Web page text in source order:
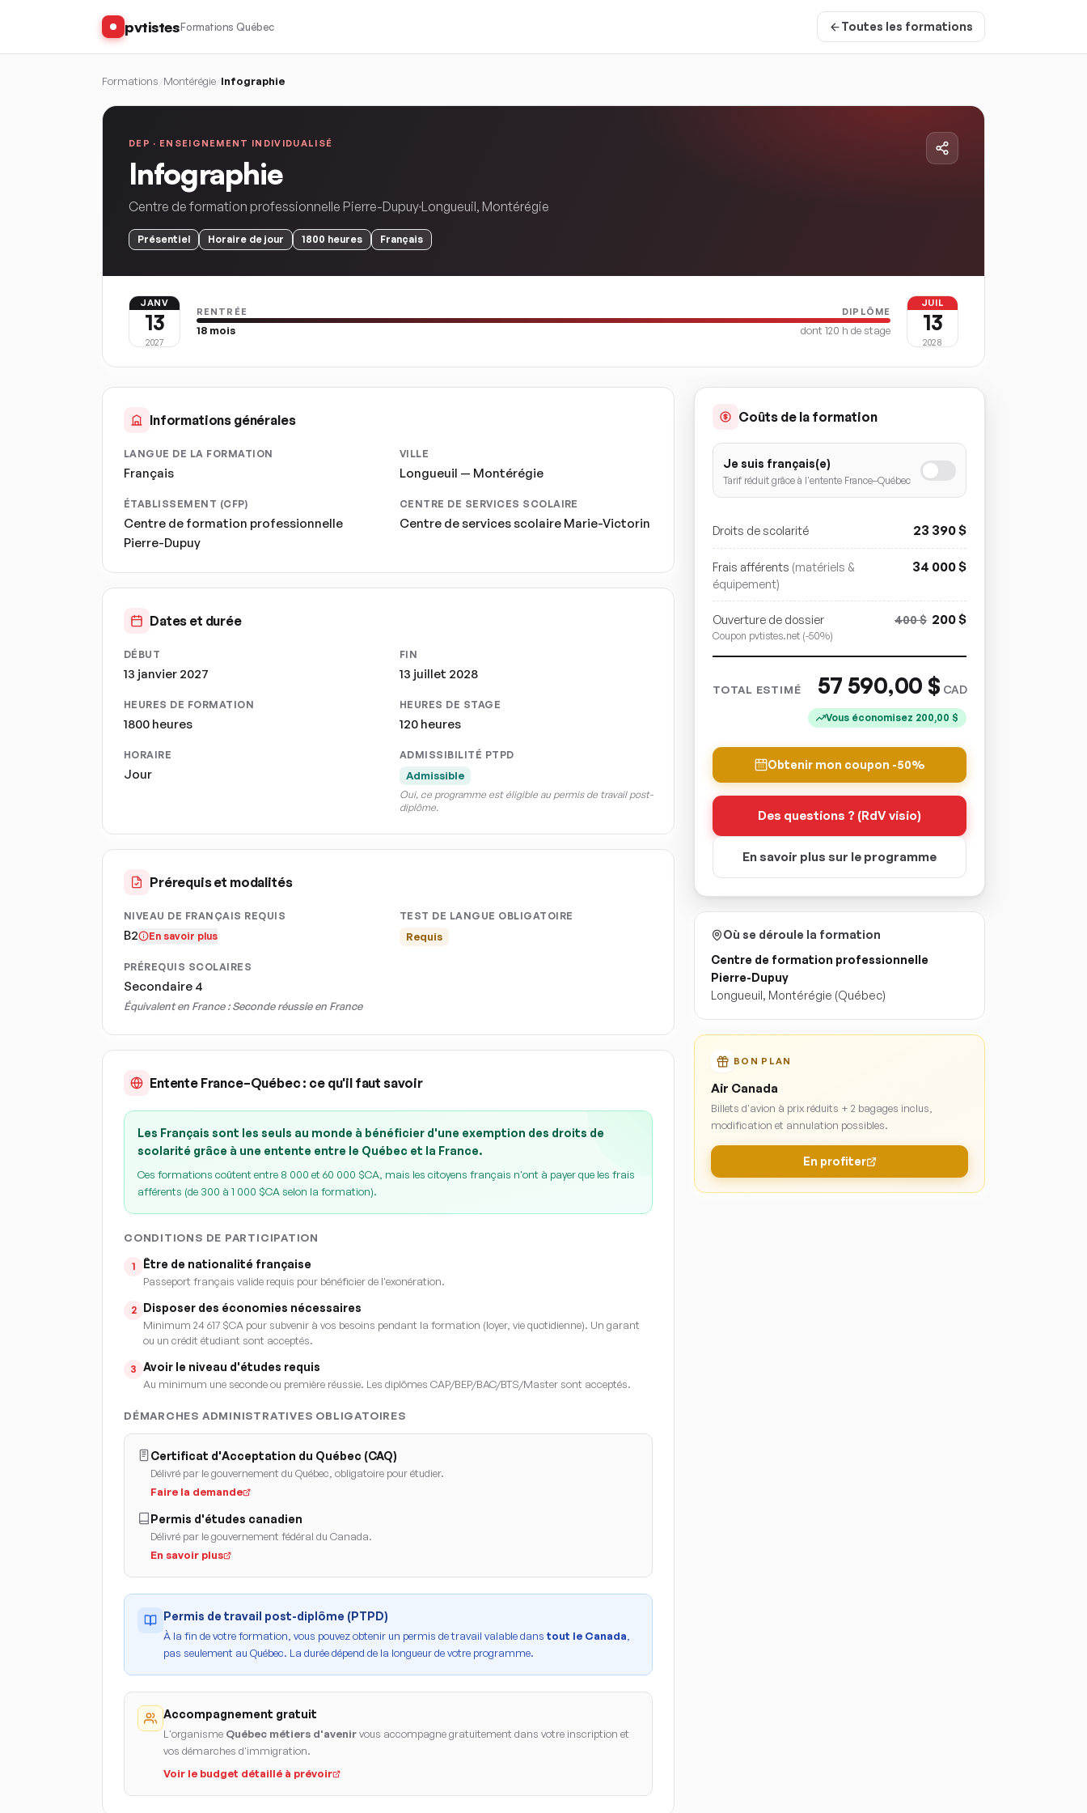
pvtistesFormations Québec Toutes les formations
Formations Montérégie Infographie
DEP · ENSEIGNEMENT INDIVIDUALISÉ
Infographie
Centre de formation professionnelle Pierre-DupuyLongueuil, Montérégie
Présentiel Horaire de jour 1800 heures Français
JANV
13
2027
RENTRÉE DIPLÔME
18 mois dont 120 h de stage
JUIL
13
2028
Informations générales
LANGUE DE LA FORMATION
Français
VILLE
Longueuil — Montérégie
ÉTABLISSEMENT (CFP)
Centre de formation professionnelle
Pierre-Dupuy
CENTRE DE SERVICES SCOLAIRE
Centre de services scolaire Marie-Victorin
Dates et durée
DÉBUT
13 janvier 2027
FIN
13 juillet 2028
HEURES DE FORMATION
1800 heures
HEURES DE STAGE
120 heures
HORAIRE
Jour
ADMISSIBILITÉ PTPD
Admissible
Oui, ce programme est éligible au permis de travail post-
diplôme.
Prérequis et modalités
NIVEAU DE FRANÇAIS REQUIS
B2 En savoir plus
TEST DE LANGUE OBLIGATOIRE
Requis
PRÉREQUIS SCOLAIRES
Secondaire 4
Équivalent en France :Seconde réussie en France
Entente France–Québec : ce qu'il faut savoir
Les Français sont les seuls au monde à bénéficier d'une exemption des droits de
scolarité grâce à une entente entre le Québec et la France.
Ces formations coûtent entre 8 000 et 60 000 $CA, mais les citoyens français n'ont à payer que les frais
afférents (de 300 à 1 000 $CA selon la formation).
CONDITIONS DE PARTICIPATION
1 Être de nationalité française
Passeport français valide requis pour bénéficier de l'exonération.
2 Disposer des économies nécessaires
Minimum 24 617 $CA pour subvenir à vos besoins pendant la formation (loyer, vie quotidienne). Un garant
ou un crédit étudiant sont acceptés.
3 Avoir le niveau d'études requis
Au minimum une seconde ou première réussie. Les diplômes CAP/BEP/BAC/BTS/Master sont acceptés.
DÉMARCHES ADMINISTRATIVES OBLIGATOIRES
Certificat d'Acceptation du Québec (CAQ)
Délivré par le gouvernement du Québec, obligatoire pour étudier.
Faire la demande
Permis d'études canadien
Délivré par le gouvernement fédéral du Canada.
En savoir plus
Permis de travail post-diplôme (PTPD)
À la fin de votre formation, vous pouvez obtenir un permis de travail valable dans tout le Canada
pas seulement au Québec. La durée dépend de la longueur de votre programme.
Accompagnement gratuit
L'organisme Québec métiers d'avenirvous accompagne gratuitement dans votre inscription et
vos démarches d'immigration.
Voir le budget détaillé à prévoir
Coûts de la formation
Je suis français(e)
Tarif réduit grâce à l'entente France–Québec
Droits de scolarité 23 390$
Frais afférents (matériels &
équipement)
34 000$
Ouverture de dossier
Coupon pvtistes.net (-50%)
400$ 200$
TOTAL ESTIMÉ 57 590,00 $ CAD
Vous économisez 200,00 $
Obtenir mon coupon -50%
Des questions ? (RdV visio)
En savoir plus sur le programme
Où se déroule la formation
Centre de formation professionnelle
Pierre-Dupuy
Longueuil, Montérégie (Québec)
BON PLAN
Air Canada
Billets d'avion à prix réduits + 2 bagages inclus,
modification et annulation possibles.
En profiter